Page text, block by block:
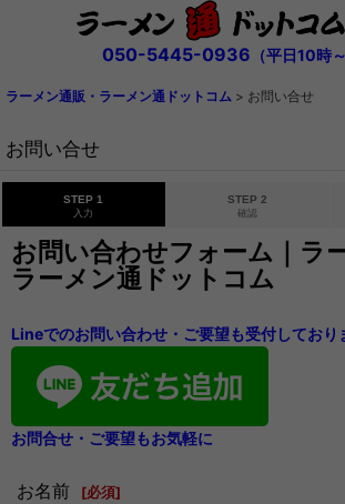
050-5445-0936 （平日10時
ラーメン通販・ラーメン通ドットコム > お問い合せ
お問い合せ
STEP 1
入力
STEP 2
確認
お問い合わせフォーム｜ラ
ラーメン通ドットコム
Lineでのお問い合わせ・ご要望も受付しており
お問合せ・ご要望もお気軽に
お名前 [必須]